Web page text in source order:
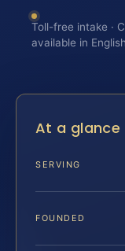
Toll-free intake ·
available in
At a glance
SERVING
FOUNDED